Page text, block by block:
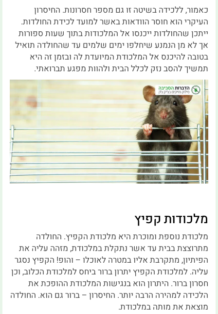
כאמור, ללכידה בשיטה זו גם מספר חסרונות. החיסרון
העיקרי הוא חוסר הוודאות באשר למועד לכידת החולדות.
ייתכן שהחולדות ייכנסו אל המלכודות בתוך שעות ספורות
אך לא מן הנמנע שיחלפו ימים שלמים עד שהחולדה תואיל
בטובה להיכנס אל המלכודת המיועדת לה ובזמן זה היא
תמשיך להסב נזק לכלל הבית ולהוות מפגע תברואתי.
מלכודות קפיץ
מלכודת נוספת ומוכרת היא מלכודת הקפיץ. החולדה
מתרוצצת בבית עד אשר נתקלת במלכודת, מזהה עליה את
הפיתיון, מתקרבת אליו במטרה לאוכלו – והופ! הקפיץ נסגר
עליה. למלכודת הקפיץ יתרון ברור ביחס למלכודת הכלוב, וכן
חסרון ברור. היתרון הוא בנגישות המלכודת ההופכת את
הלכידה למהירה הרבה יותר. החיסרון – ברור גם הוא. החולדה
מוצאת את מותה במלכודת.